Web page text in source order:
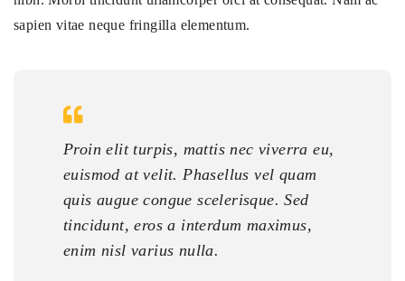
sapien vitae neque fringilla elementum.
Proin elit turpis, mattis nec viverra eu,
euismod at velit. Phasellus vel quam
quis augue congue scelerisque. Sed
tincidunt, eros a interdum maximus,
enim nisl varius nulla.